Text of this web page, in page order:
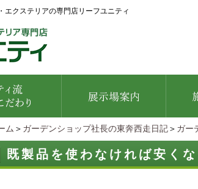
エクステリアの専門店リーフユニティ
ム ＞ ガーデンショップ社長の東奔西走日記 ＞ ガー
既製品を使わなければ安くな